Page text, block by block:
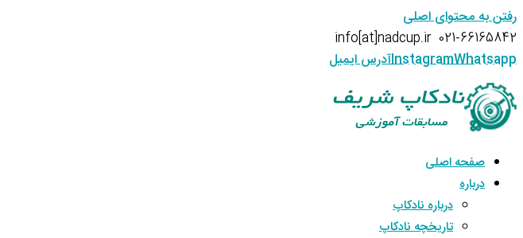
رفتن به محتوای اصلی
021-66165842
info[at]nadcup.ir
InstagramWhatsapp آدرس ایمیل
صفحه اصلی
درباره
درباره نادکاپ
تاریخچه نادکاپ